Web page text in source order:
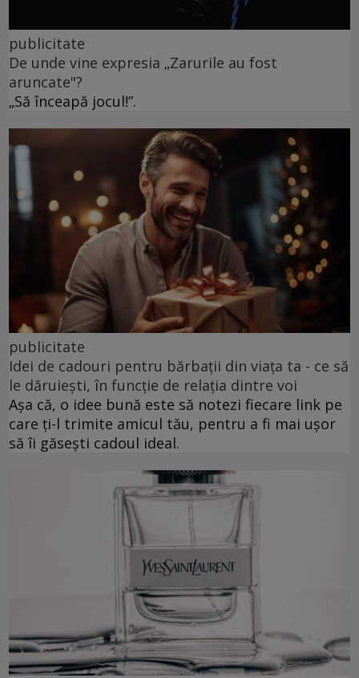
publicitate
De unde vine expresia „Zarurile au fost
aruncate"?
„Să înceapă jocul!”.
publicitate
Idei de cadouri pentru bărbații din viața ta - ce să
le dăruiești, în funcție de relația dintre voi
Așa că, o idee bună este să notezi fiecare link pe
care ți-l trimite amicul tău, pentru a fi mai ușor
să îi găsești cadoul ideal.